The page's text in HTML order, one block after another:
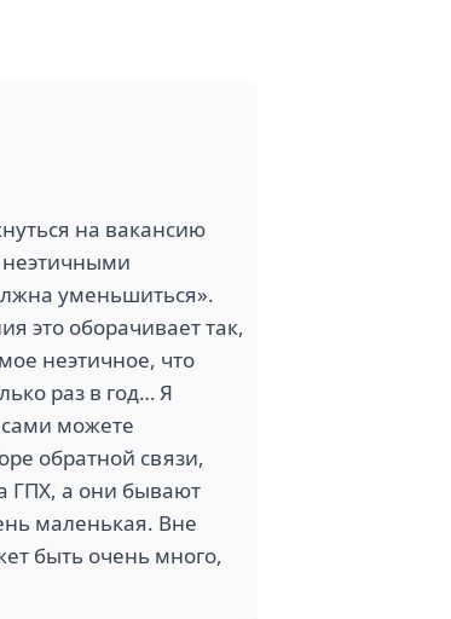
на вакансию
неэтичными
уменьшиться».
это оборачивает так,
неэтичное, что
раз в год… Я
можете
обратной связи,
ГПХ, а они бывают
маленькая. Вне
быть очень много,